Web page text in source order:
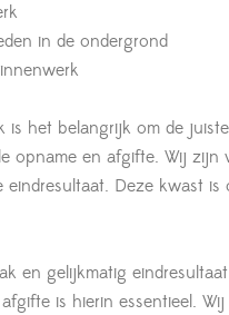
in de ondergrond
is het belangrijk om de
opname en afgifte. Wij
Deze kwast
en gelijkmatig
is hierin essentieel.